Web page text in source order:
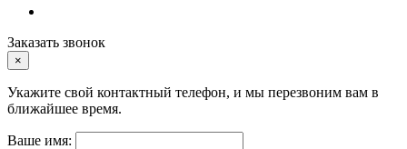
Заказать звонок
×
Укажите свой контактный телефон, и мы перезвоним вам в
ближайшее время.
Ваше имя: